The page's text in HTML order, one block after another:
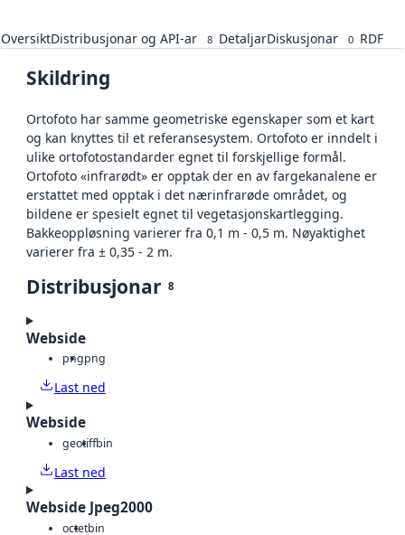
OversiktDistribusjonar og API-ar 8 DetaljarDiskusjonar 0 RDF
Skildring
Ortofoto har samme geometriske egenskaper som et kart
og kan knyttes til et referansesystem. Ortofoto er inndelt i
ulike ortofotostandarder egnet til forskjellige formål.
Ortofoto «infrarødt» er opptak der en av fargekanalene er
erstattet med opptak i det nærinfrarøde området, og
bildene er spesielt egnet til vegetasjonskartlegging.
Bakkeoppløsning varierer fra 0,1 m - 0,5 m. Nøyaktighet
varierer fra ± 0,35 - 2 m.
Distribusjonar 8
Webside
pngpng
Last ned
Webside
geotiffbin
Last ned
Webside Jpeg2000
octetbin